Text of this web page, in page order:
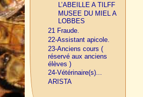
L’ABEILLE A TILFF
MUSEE DU MIEL A
LOBBES
21 Fraude.
22-Assistant apicole.
23-Anciens cours (
réservé aux anciens
élèves )
24-Vétérinaire(s)...
ARISTA